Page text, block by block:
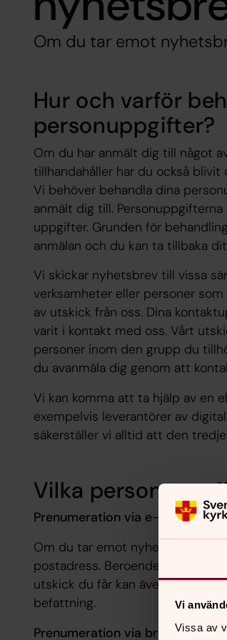
Vi
Vissa av
Om du tar emot
Hur och varför
personuppgifter?
Om du har anmält dig till något
tillhandahåller har du också
Vi behöver behandla dina
anmält dig till.
uppgifter. Grunden för
anmälan och du kan ta tillbaka
Vi skickar nyhetsbrev till vissa
verksamheter eller personer
av utskick från oss. Dina
varit i kontakt med oss. Vårt
personer inom den grupp du
du avanmäla dig genom att
Vi kan komma att ta hjälp av en
exempelvis leverantörer av
säkerställer vi alltid att den
Vilka
Prenumeration via e-post:
Om du tar emot nyhetsbrev via
postadress. Beroende på det
utskick du får kan även komma
befattning.
Prenumeration via brev: